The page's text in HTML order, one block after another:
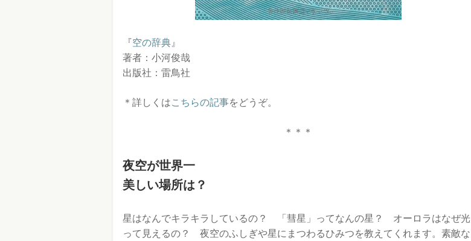
『空の辞典 』
著者：小河俊哉
出版社：雷鳥社
＊詳しくはこちらの記事をどうぞ。
＊＊＊
夜空が世界一
美しい場所は？
星はなんでキラキラしているの？ 「彗星」ってなんの星？ オーロラはなぜ光
って見えるの？ 夜空のふしぎや星にまつわるひみつを教えてくれます。素敵な